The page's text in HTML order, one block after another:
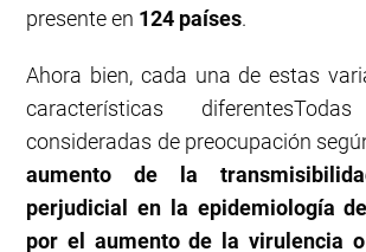
presente en 124 países.
Ahora bien, cada una de estas
características
consideradas de preocupación
aumento de la
perjudicial en la epidemiología
por el aumento de la virulencia